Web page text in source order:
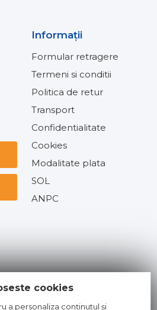
Informaţii
Formular retragere
Termeni si conditii
Politica de retur
Transport
Confidentialitate
Cookies
Modalitate plata
SOL
ANPC
cookies
a personaliza conținutul și